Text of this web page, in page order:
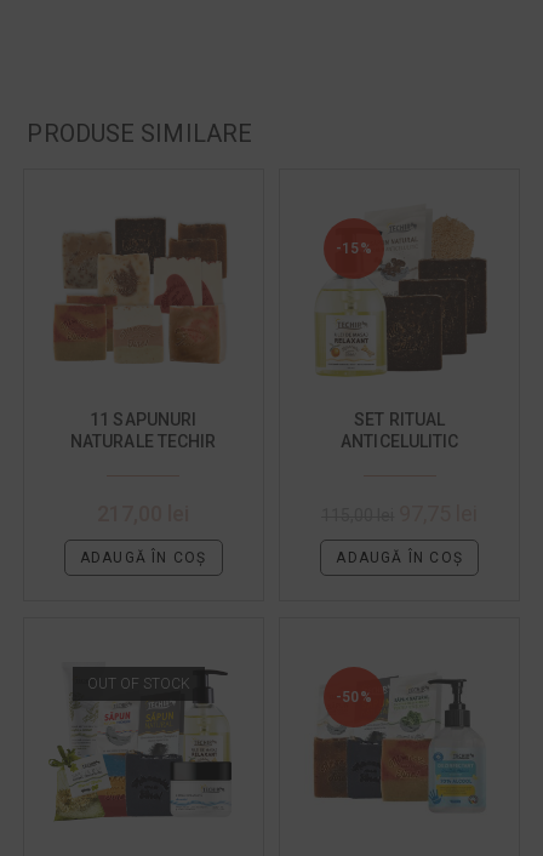
PRODUSE SIMILARE
11 SAPUNURI
NATURALE TECHIR
ADAUGĂ ÎN COȘ
-15%
SET RITUAL
ANTICELULITIC
ADAUGĂ ÎN COȘ
OUT OF STOCK
-50%